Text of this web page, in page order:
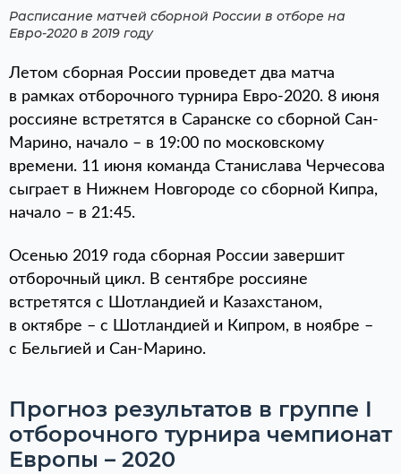
Расписание матчей сборной России в отборе на
Евро-2020 в 2019 году
Летом сборная России проведет два матча
в рамках отборочного турнира Евро-2020. 8 июня
россияне встретятся в Саранске со сборной Сан-
Марино, начало – в 19:00 по московскому
времени. 11 июня команда Станислава Черчесова
сыграет в Нижнем Новгороде со сборной Кипра,
начало – в 21:45.
Осенью 2019 года сборная России завершит
отборочный цикл. В сентябре россияне
встретятся с Шотландией и Казахстаном,
в октябре – с Шотландией и Кипром, в ноябре –
с Бельгией и Сан-Марино.
Прогноз результатов в группе I
отборочного турнира чемпионат
Европы – 2020